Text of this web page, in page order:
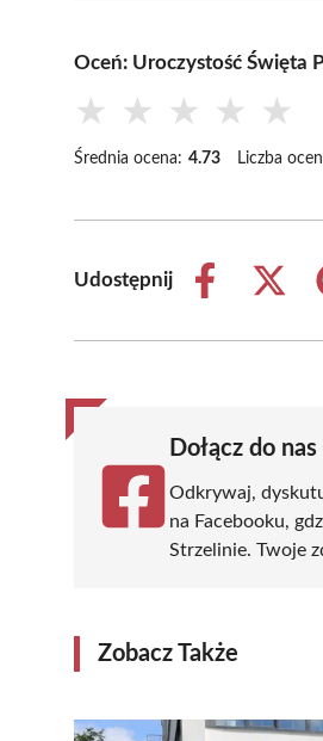
Oceń: Uroczystość Święta
★ ★ ★ ★ ★
Średnia ocena: 4.73 Liczba
Udostępnij
Share
Share
Dołącz do
Odkrywaj,
na Facebooku,
Strzelinie. Twoje
Zobacz Także